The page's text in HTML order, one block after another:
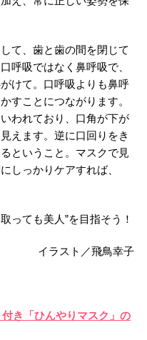
て、歯と歯の間を閉じて
呼吸ではなく鼻呼吸で、
けて。口呼吸よりも鼻呼
すことにつながります。
われており、口角が下が
えます。逆に口回りをき
ということ。マスクで見
しっかりケアすれば、
っても美人”を目指そう！
イラスト／飛鳥幸子
き「ひんやりマスク」の